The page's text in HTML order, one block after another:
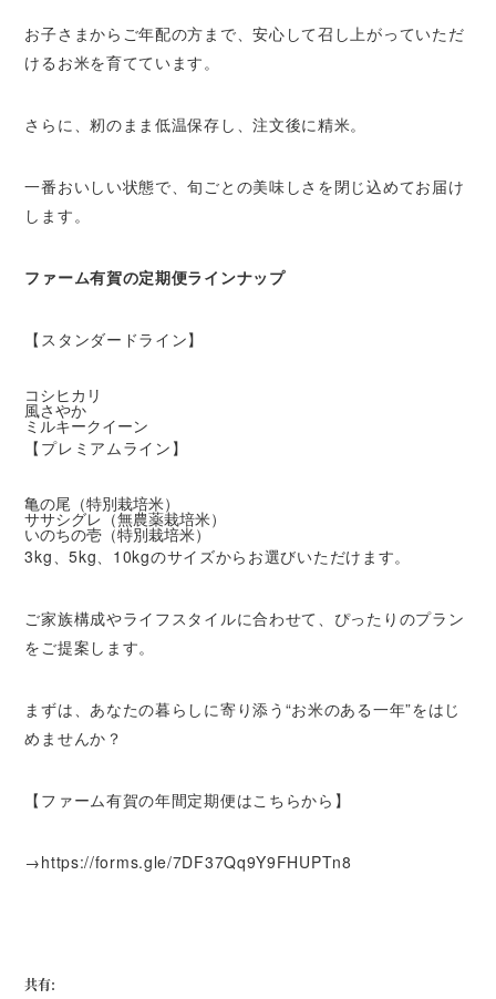
お子さまからご年配の方まで、安心して召し上がっていただ
けるお米を育てています。
さらに、籾のまま低温保存し、注文後に精米。
一番おいしい状態で、旬ごとの美味しさを閉じ込めてお届け
します。
ファーム有賀の定期便ラインナップ
【スタンダードライン】
コシヒカリ
風さやか
ミルキークイーン
【プレミアムライン】
亀の尾（特別栽培米）
ササシグレ（無農薬栽培米）
いのちの壱（特別栽培米）
3kg、5kg、10kgのサイズからお選びいただけます。
ご家族構成やライフスタイルに合わせて、ぴったりのプラン
をご提案します。
まずは、あなたの暮らしに寄り添う“お米のある一年”をはじ
めませんか？
【ファーム有賀の年間定期便はこちらから】
→https://forms.gle/7DF37Qq9Y9FHUPTn8
共有: